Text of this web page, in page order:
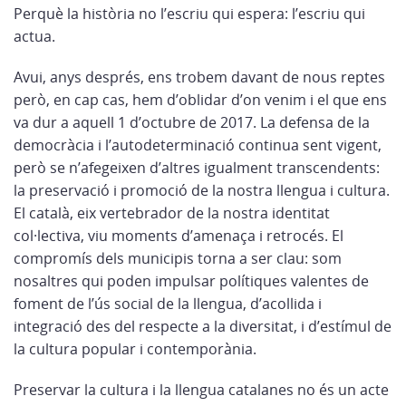
Perquè la història no l’escriu qui espera: l’escriu qui
actua.
Avui, anys després, ens trobem davant de nous reptes
però, en cap cas, hem d’oblidar d’on venim i el que ens
va dur a aquell 1 d’octubre de 2017. La defensa de la
democràcia i l’autodeterminació continua sent vigent,
però se n’afegeixen d’altres igualment transcendents:
la preservació i promoció de la nostra llengua i cultura.
El català, eix vertebrador de la nostra identitat
col·lectiva, viu moments d’amenaça i retrocés. El
compromís dels municipis torna a ser clau: som
nosaltres qui poden impulsar polítiques valentes de
foment de l’ús social de la llengua, d’acollida i
integració des del respecte a la diversitat, i d’estímul de
la cultura popular i contemporània.
Preservar la cultura i la llengua catalanes no és un acte